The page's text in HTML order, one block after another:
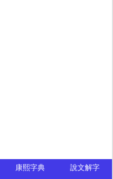
康熙字典 說文解字